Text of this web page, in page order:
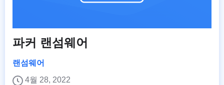
파커 랜섬웨어
랜섬웨어
4월 28, 2022